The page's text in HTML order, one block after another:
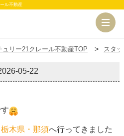
ル不動産
リー21クレール不動産TOP スタ
05-22
栃木県・那須へ行ってきました